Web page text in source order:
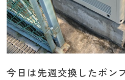
今日は先週交換したポン